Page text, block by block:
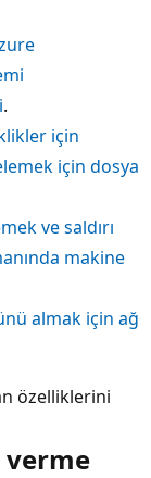
.
için
için dosya
ve saldırı
makine
almak için ağ
özelliklerini
verme